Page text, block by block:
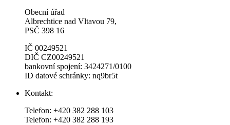
Obecní úřad
Albrechtice nad Vltavou 79,
PSČ 398 16
IČ 00249521
DIČ CZ00249521
bankovní spojení: 3424271/0100
ID datové schránky: nq9br5t
Kontakt:
Telefon: +420 382 288 103
Telefon: +420 382 288 193